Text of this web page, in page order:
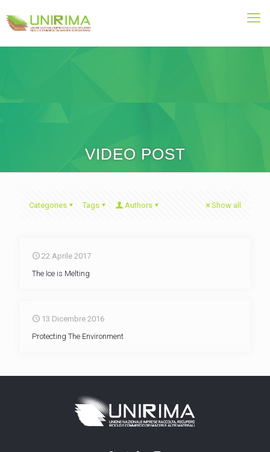
VIDEO POST
Categories Tags Authors Show all
22 Aprile 2017
The Ice is Melting
13 Dicembre 2016
Protecting The Environment